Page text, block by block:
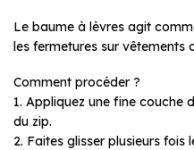
Le baume à lèvres agit
les fermetures sur vêtements
Comment procéder ?
1. Appliquez une fine couche
du zip.
2. Faites glisser plusieurs